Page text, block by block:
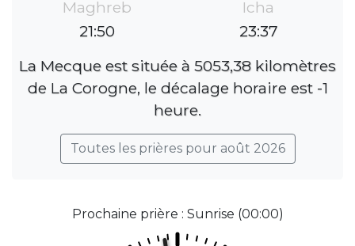
Maghreb
21:50
Icha
23:37
La Mecque est située à 5053,38 kilomètres
de La Corogne, le décalage horaire est -1
heure.
Toutes les prières pour août 2026
Prochaine prière : Sunrise (00:00)